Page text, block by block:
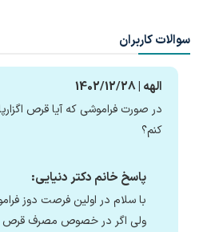
سوالات کاربران
الهه | 1402/12/28
در صورت فراموشی که آیا قرص
کنم؟
پاسخ خانم دکتر دنیایی:
با سلام در اولین فرصت دوز
ولی اگر در خصوص مصرف قرص